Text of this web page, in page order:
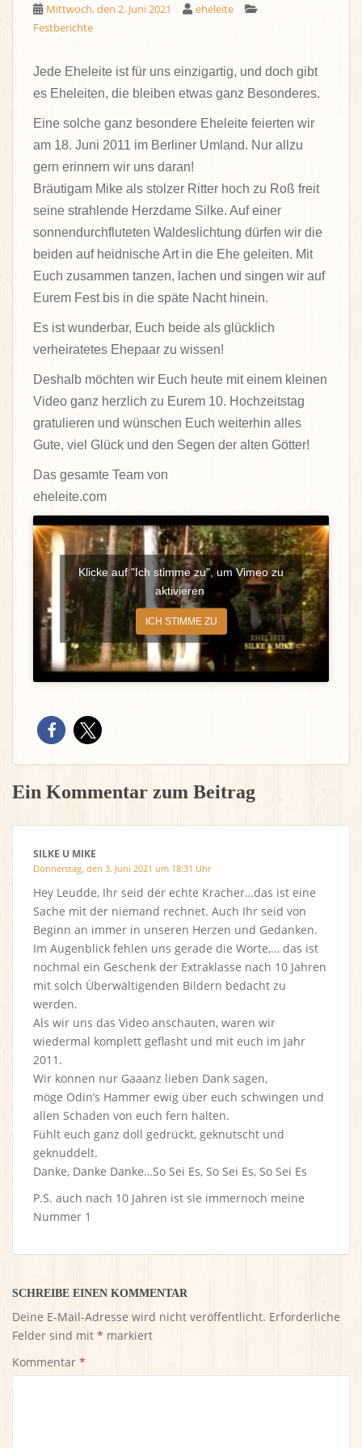
Mittwoch, den 2. Juni 2021
eheleite
Festberichte
Jede Eheleite ist für uns einzigartig, und doch gibt
es Eheleiten, die bleiben etwas ganz Besonderes.
Eine solche ganz besondere Eheleite feierten wir
am 18. Juni 2011 im Berliner Umland. Nur allzu
gern erinnern wir uns daran!
Bräutigam Mike als stolzer Ritter hoch zu Roß freit
seine strahlende Herzdame Silke. Auf einer
sonnendurchfluteten Waldeslichtung dürfen wir die
beiden auf heidnische Art in die Ehe geleiten. Mit
Euch zusammen tanzen, lachen und singen wir auf
Eurem Fest bis in die späte Nacht hinein.
Es ist wunderbar, Euch beide als glücklich
verheiratetes Ehepaar zu wissen!
Deshalb möchten wir Euch heute mit einem kleinen
Video ganz herzlich zu Eurem 10. Hochzeitstag
gratulieren und wünschen Euch weiterhin alles
Gute, viel Glück und den Segen der alten Götter!
Das gesamte Team von
eheleite.com
Klicke auf "Ich stimme zu", um Vimeo zu
aktivieren
ICH STIMME ZU
Ein Kommentar zum Beitrag
SILKE U MIKE
Donnerstag, den 3. Juni 2021 um 18:31 Uhr
Hey Leudde, Ihr seid der echte Kracher…das ist eine
Sache mit der niemand rechnet. Auch Ihr seid von
Beginn an immer in unseren Herzen und Gedanken.
Im Augenblick fehlen uns gerade die Worte,… das ist
nochmal ein Geschenk der Extraklasse nach 10 Jahren
mit solch Überwältigenden Bildern bedacht zu
werden.
Als wir uns das Video anschauten, waren wir
wiedermal komplett geflasht und mit euch im Jahr
2011.
Wir können nur Gaaanz lieben Dank sagen,
möge Odin’s Hammer ewig über euch schwingen und
allen Schaden von euch fern halten.
Fühlt euch ganz doll gedrückt, geknutscht und
geknuddelt.
Danke, Danke Danke…So Sei Es, So Sei Es, So Sei Es
P.S. auch nach 10 Jahren ist sie immernoch meine
Nummer 1
SCHREIBE EINEN KOMMENTAR
Deine E-Mail-Adresse wird nicht veröffentlicht. Erforderliche
Felder sind mit * markiert
Kommentar *